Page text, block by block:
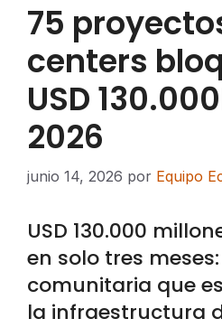
75
centers
USD
2026
junio 14, 2026 por Equipo
USD 130.000
en solo tres
comunitaria que
la infraestructura